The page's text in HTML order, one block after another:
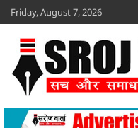
Skip
to
content
Friday, August 7, 2026
Sroj Varta
www.srojvarta.in